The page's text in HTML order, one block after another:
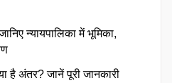
न्यायपालिका में भूमिका,
है अंतर? जानें पूरी जानकारी